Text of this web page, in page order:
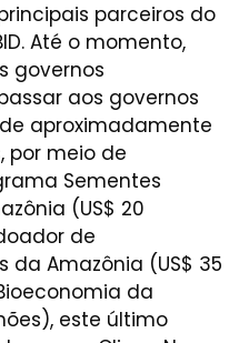
parceiros do
Até o momento,
governos
aos governos
aproximadamente
por meio de
Sementes
(US$ 20
de
da Amazônia (US$ 35
da
este último